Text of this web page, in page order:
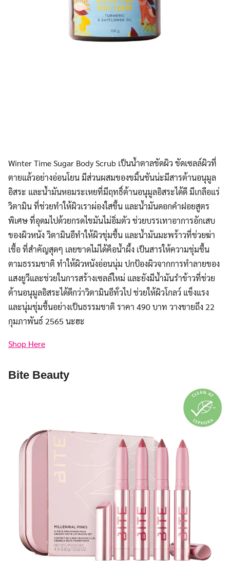
Winter Time Sugar Body Scrub เป็นน้ำตาลขัดผิว ขัดเซลล์ผิวที่
ตายแล้วอย่างอ่อนโยน มีส่วนผสมของขมิ้นชันน่ะมีสารต้านอนุมูล
อิสระ และน้ำมันหอมระเหยที่มีฤทธิ์ต้านอนุมูลอิสระได้ดี มีเกลือแร่
วิตามิน ที่ช่วยทำให้ผิวเราผ่องใสขึ้น และน้ำมันดอกคำฝอยสูตร
พิเศษ ที่อุดมไปด้วยกรดไขมันไม่อิ่มตัว ช่วยบรรเทาอาการอักเสบ
ของผิวหนัง วิตามินอีทำให้ผิวชุ่มชื้น และน้ำมันมะพร้าวที่ช่วยฆ่า
เชื้อ ที่สำคัญสุดๆ เลยขาดไม่ได้คือน้ำผึ้ง เป็นสารให้ความชุ่มชื้น
ตามธรรมชาติ ทำให้ผิวหนังอ่อนนุ่ม ปกป้องผิวจากการทำลายของ
แสงยูวีและช่วยในการสร้างเซลล์ใหม่ และยังมีน้ำมันรำข้าวที่ช่วย
ต้านอนุมูลอิสระได้ดีกว่าวิตามินอีทั่วไป ช่วยให้ผิวโกลว์ แข็งแรง
และนุ่มชุ่มชื้นอย่างเป็นธรรมชาติ ราคา 490 บาท วางขายถึง 22
กุมภาพันธ์ 2565 นะฮะ
Shop Here
Bite Beauty